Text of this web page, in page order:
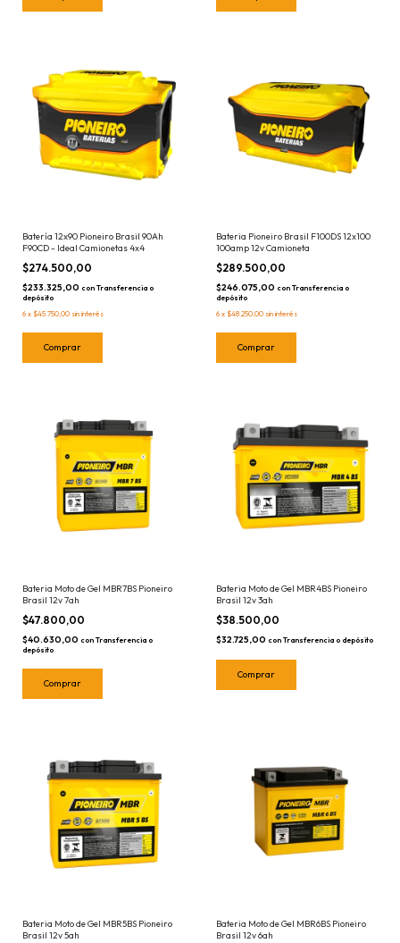
Batería 12x90 Pioneiro Brasil 90Ah
F90CD - Ideal Camionetas 4x4
$274.500,00
$233.325,00 con Transferencia o
depósito
6 x $45.750,00 sin interés
Bateria Pioneiro Brasil F100DS 12x100
100amp 12v Camioneta
$289.500,00
$246.075,00 con Transferencia o
depósito
6 x $48.250,00 sin interés
Bateria Moto de Gel MBR7BS Pioneiro
Brasil 12v 7ah
$47.800,00
$40.630,00 con Transferencia o
depósito
Bateria Moto de Gel MBR4BS Pioneiro
Brasil 12v 3ah
$38.500,00
$32.725,00 con Transferencia o depósito
Bateria Moto de Gel MBR5BS Pioneiro
Brasil 12v 5ah
Bateria Moto de Gel MBR6BS Pioneiro
Brasil 12v 6ah